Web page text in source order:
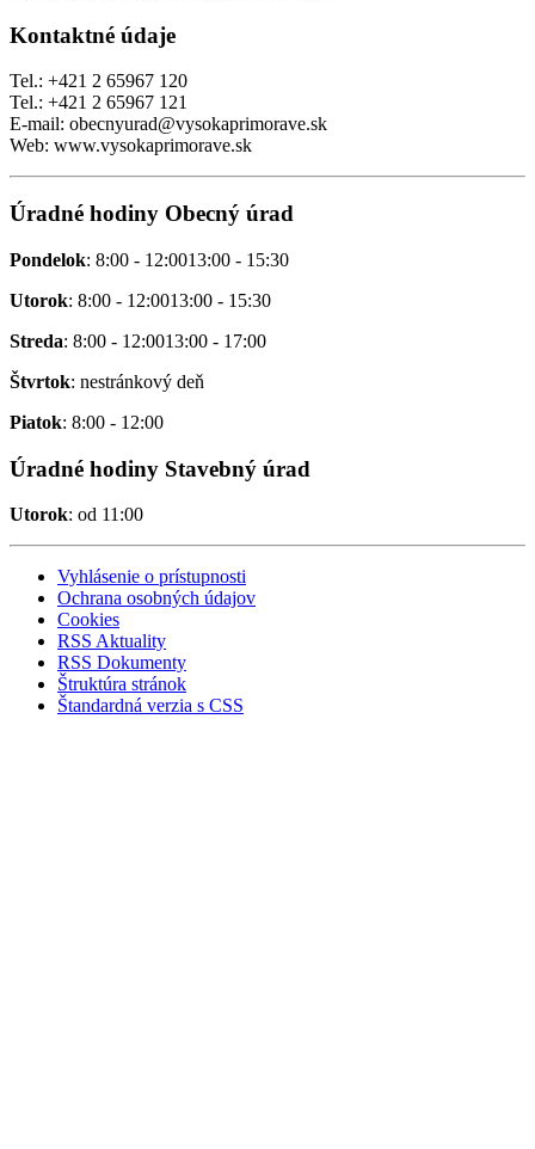
Kontaktné údaje
Tel.: +421 2 65967 120
Tel.: +421 2 65967 121
E-mail: obecnyurad@vysokaprimorave.sk
Web: www.vysokaprimorave.sk
Úradné hodiny Obecný úrad
Pondelok: 8:00 - 12:0013:00 - 15:30
Utorok: 8:00 - 12:0013:00 - 15:30
Streda: 8:00 - 12:0013:00 - 17:00
Štvrtok: nestránkový deň
Piatok: 8:00 - 12:00
Úradné hodiny Stavebný úrad
Utorok: od 11:00
Vyhlásenie o prístupnosti
Ochrana osobných údajov
Cookies
RSS Aktuality
RSS Dokumenty
Štruktúra stránok
Štandardná verzia s CSS